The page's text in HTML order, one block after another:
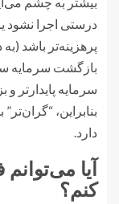
درستی اجرا نشود
سرمایه پایدارتر
بنابراین،
دارد.
آیا
کنم؟